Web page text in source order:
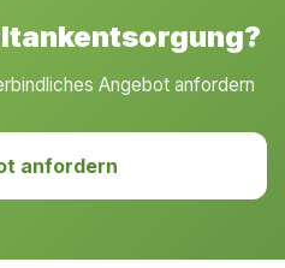
Angebot anfordern
anfordern